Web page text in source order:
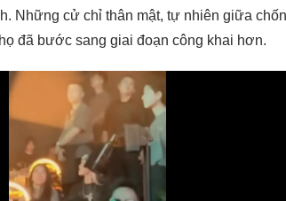
Những cử chỉ thân mật, tự nhiên giữa
đã bước sang giai đoạn công khai hơn.